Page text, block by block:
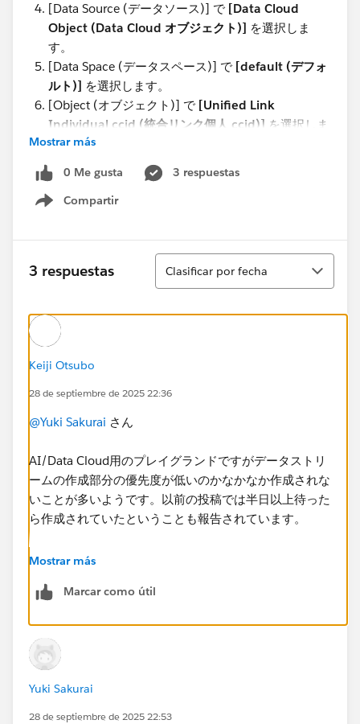
[Data Source (データソース)] で [Data Cloud
Object (Data Cloud オブジェクト)] を選択しま
す。
[Data Space (データスペース)] で [default (デフォ
ルト)] を選択します。
[Object (オブジェクト)] で [Unified Link
Individual ccid (統合リンク個人 ccid)] を選択しま
す。
類似した名前がいくつかありますので、必ず正しい
オブジェクトを選択してください。
Mostrar más
0 Me gusta
3 respuestas
Compartir
Show menu
3 respuestas
Ordenar
Clasificar por fecha
Keiji Otsubo
28 de septiembre de 2025 22:36
@Yuki Sakurai さん
AI/Data Cloud用のプレイグランドですがデータストリ
ームの作成部分の優先度が低いのかなかなか作成されな
いことが多いようです。以前の投稿では半日以上待った
ら作成されていたということも報告されています。
既に何度も新しいプレイグランドを試しても改善されな
を受けるのがいいと思います。機能していないバックエ
Mostrar más
Marcar como útil
Yuki Sakurai
28 de septiembre de 2025 22:53